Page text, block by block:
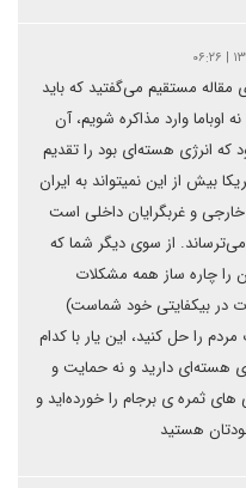
مقاله مستقیم می‌گفتید که باید
اوباما وارد مذاکره شویم، آن
که انرژی هسته‌ای بود را تقدیم
بیش از این نمیتواند به ایران
و غربگرایان داخلی است
از سوی دیگر شما که
را چاره ساز همه مشکلات
در بیکفایتی خود شماست)
را حل کنید، این یار با کدام
هسته‌ای دارید و نه حمایت و
ثمره ی برجام را خورده‌اید و
هستید